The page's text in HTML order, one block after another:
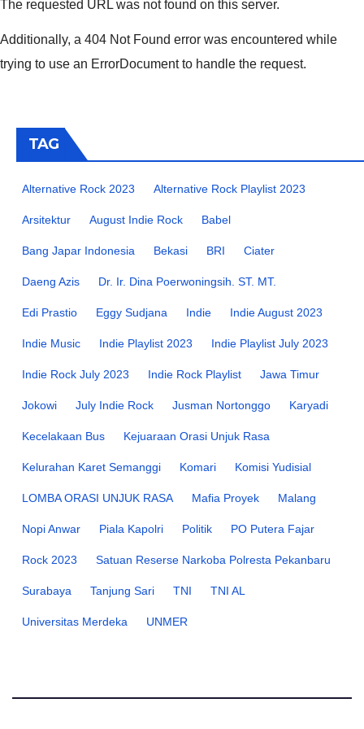
The requested URL was not found on this server.
Additionally, a 404 Not Found error was encountered while
trying to use an ErrorDocument to handle the request.
TAG
Alternative Rock 2023 Alternative Rock Playlist 2023
Arsitektur August Indie Rock Babel
Bang Japar Indonesia Bekasi BRI Ciater
Daeng Azis Dr. Ir. Dina Poerwoningsih. ST. MT.
Edi Prastio Eggy Sudjana Indie Indie August 2023
Indie Music Indie Playlist 2023 Indie Playlist July 2023
Indie Rock July 2023 Indie Rock Playlist Jawa Timur
Jokowi July Indie Rock Jusman Nortonggo Karyadi
Kecelakaan Bus Kejuaraan Orasi Unjuk Rasa
Kelurahan Karet Semanggi Komari Komisi Yudisial
LOMBA ORASI UNJUK RASA Mafia Proyek Malang
Nopi Anwar Piala Kapolri Politik PO Putera Fajar
Rock 2023 Satuan Reserse Narkoba Polresta Pekanbaru
Surabaya Tanjung Sari TNI TNI AL
Universitas Merdeka UNMER